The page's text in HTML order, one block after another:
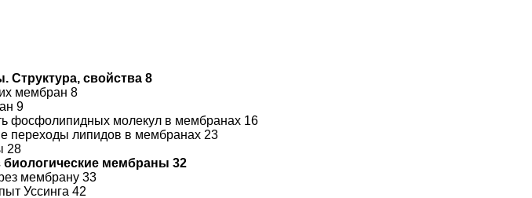
Структура, свойства 8
мембран 8
9
фосфолипидных молекул в мембранах 16
переходы липидов в мембранах 23
28
биологические мембраны 32
мембрану 33
Уссинга 42